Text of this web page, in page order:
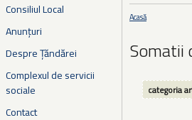
Consiliul Local
Anunțuri
Despre Țăndărei
Complexul de servicii
sociale
Contact
Eşti aici
Acasă
Somatii
categoria